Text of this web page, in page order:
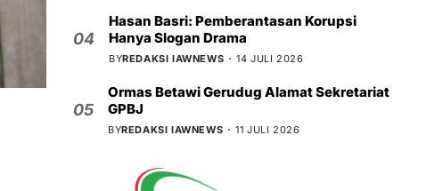
04
Hasan Basri: Pemberantasan Korupsi
Hanya Slogan Drama
BYREDAKSI IAWNEWS 14 JULI 2026
05
Ormas Betawi Gerudug Alamat Sekretariat
GPBJ
BYREDAKSI IAWNEWS 11 JULI 2026